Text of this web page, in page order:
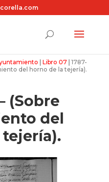
|Libro 07 |1787-
del horno de la tejería).
(Sobre
del